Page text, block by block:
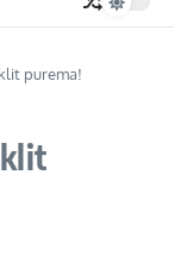
purema!